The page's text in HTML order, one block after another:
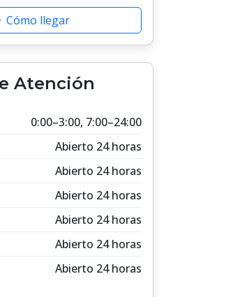
Cómo llegar
Atención
0:00–3:00, 7:00–24:00
Abierto 24 horas
Abierto 24 horas
Abierto 24 horas
Abierto 24 horas
Abierto 24 horas
Abierto 24 horas